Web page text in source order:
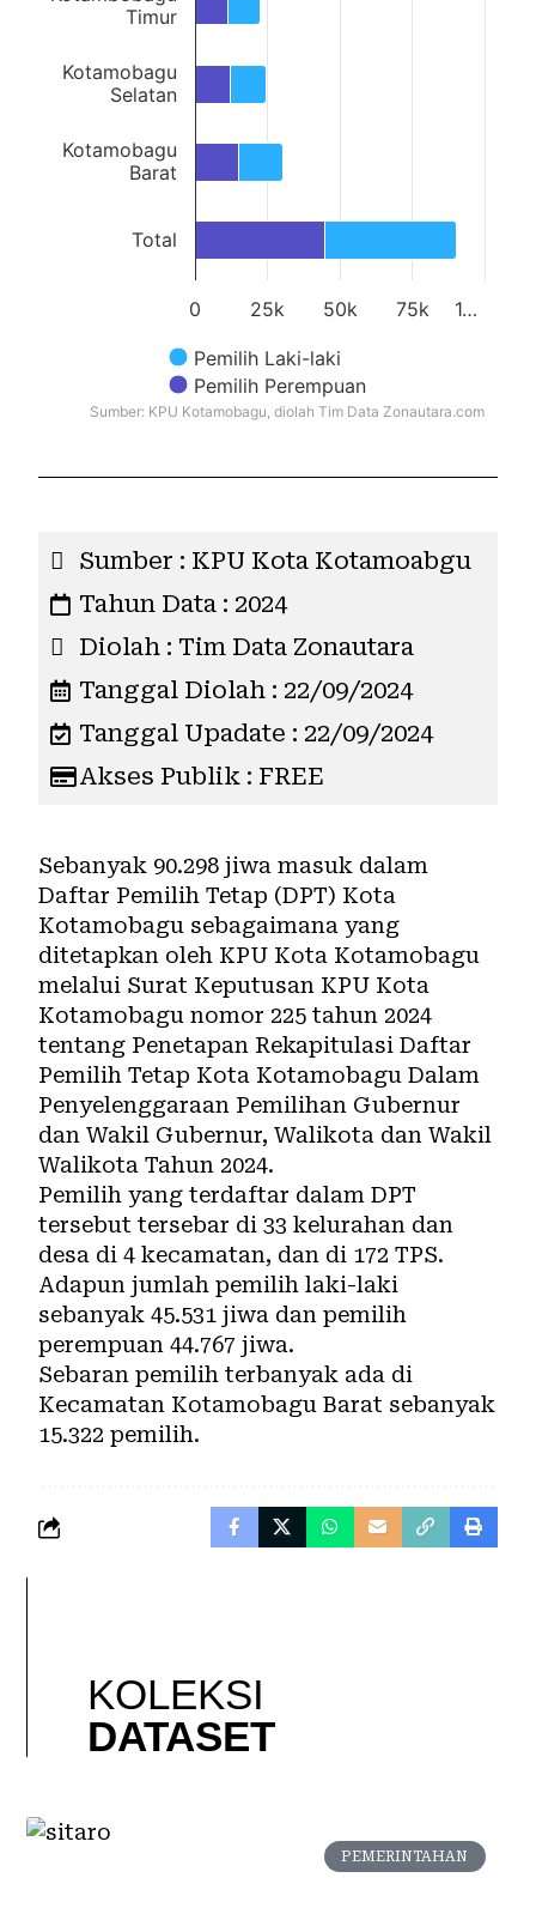
Pemilih Laki-laki
Pemilih Perempuan
0 1…
25k 50k 75k
Timur
Kotamobagu
Selatan
Kotamobagu
Barat
Total
Sumber: KPU Kotamobagu, diolah Tim Data Zonautara.com
Sumber : KPU Kota Kotamoabgu
Tahun Data : 2024
Diolah : Tim Data Zonautara
Tanggal Diolah : 22/09/2024
Tanggal Upadate : 22/09/2024
Akses Publik : FREE
Sebanyak 90.298 jiwa masuk dalam
Daftar Pemilih Tetap (DPT) Kota
Kotamobagu sebagaimana yang
ditetapkan oleh KPU Kota Kotamobagu
melalui Surat Keputusan KPU Kota
Kotamobagu nomor 225 tahun 2024
tentang Penetapan Rekapitulasi Daftar
Pemilih Tetap Kota Kotamobagu Dalam
Penyelenggaraan Pemilihan Gubernur
dan Wakil Gubernur, Walikota dan Wakil
Walikota Tahun 2024.
Pemilih yang terdaftar dalam DPT
tersebut tersebar di 33 kelurahan dan
desa di 4 kecamatan, dan di 172 TPS.
Adapun jumlah pemilih laki-laki
sebanyak 45.531 jiwa dan pemilih
perempuan 44.767 jiwa.
Sebaran pemilih terbanyak ada di
Kecamatan Kotamobagu Barat sebanyak
15.322 pemilih.
KOLEKSI
DATASET
PEMERINTAHAN